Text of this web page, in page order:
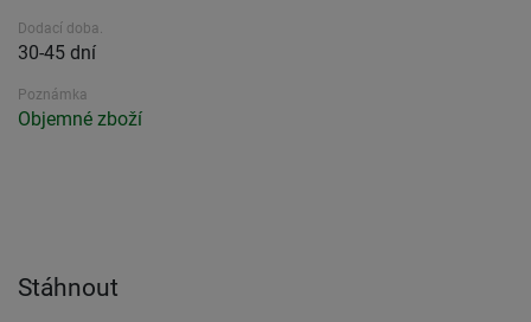
Dodací doba.
30-45 dní
Poznámka
Objemné zboží
Stáhnout